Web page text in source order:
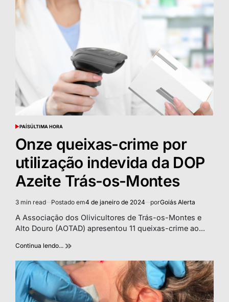
POSTED
PAÍSÚLTIMA HORA
Onze queixas-crime por
utilização indevida da DOP
Azeite Trás-os-Montes
Estimated
read
time
3 min read Postado em4 de janeiro de 2024 porGoiás Alerta
A Associação dos Olivicultores de Trás-os-Montes e
Alto Douro (AOTAD) apresentou 11 queixas-crime ao...
Continua lendo...